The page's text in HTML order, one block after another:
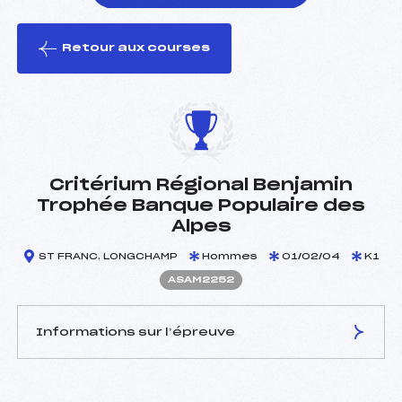
le ski
Retour aux courses
Critérium Régional Benjamin
Trophée Banque Populaire des
Alpes
ST FRANC. LONGCHAMP Hommes 01/02/04 K1
ASAM2252
Informations sur l’épreuve